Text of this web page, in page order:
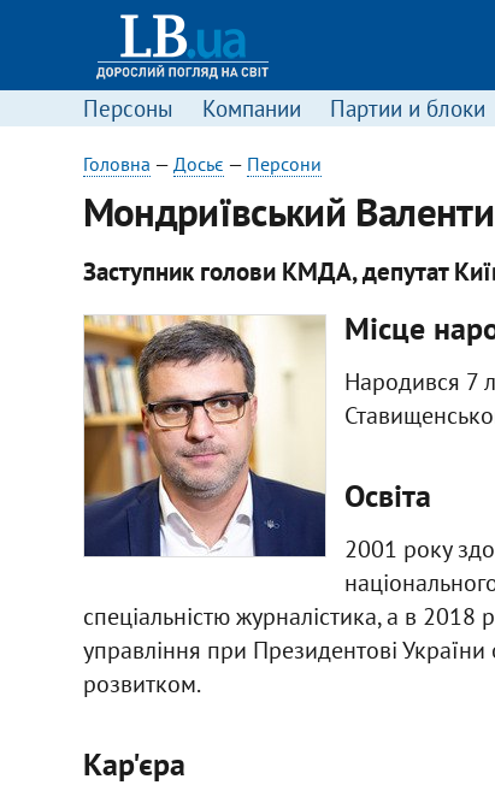
Персоны Компании Партии и блоки
Головна — Досьє — Персони
Мондриївський
Заступник голови КМДА, депутат
Місце
Народився 7
Освіта
2001 року
спеціальністю журналістика, а в 2018
управління при Президентові
розвитком.
Кар'єра